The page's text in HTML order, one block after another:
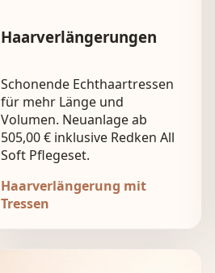
Haarverlängerungen
Schonende Echthaartressen
für mehr Länge und
Volumen. Neuanlage ab
505,00 € inklusive Redken All
Soft Pflegeset.
Haarverlängerung mit
Tressen